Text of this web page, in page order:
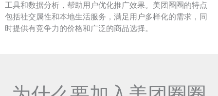
工具和数据分析，帮助用户优化推广效果。美团圈圈的特点
包括社交属性和本地生活服务，满足用户多样化的需求，同
时提供有竞争力的价格和广泛的商品选择。